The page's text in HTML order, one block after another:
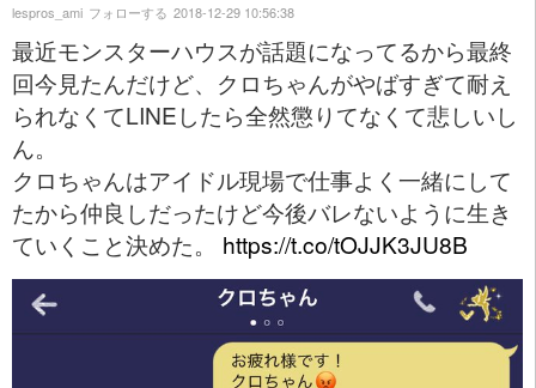
最近モンスターハウスが話題になってるから最終
回今見たんだけど、クロちゃんがやばすぎて耐え
られなくてLINEしたら全然懲りてなくて悲しいし
ん。
クロちゃんはアイドル現場で仕事よく一緒にして
たから仲良しだったけど今後バレないように生き
ていくこと決めた。 https://t.co/tOJJK3JU8B
lespros_ami フォローする 2018-12-29 10:56:38